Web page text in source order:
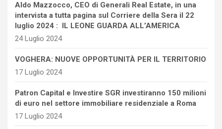
Aldo Mazzocco, CEO di Generali Real Estate, in una
intervista a tutta pagina sul Corriere della Sera il 22
luglio 2024 : IL LEONE GUARDA ALL’AMERICA
24 Luglio 2024
VOGHERA: NUOVE OPPORTUNITÀ PER IL TERRITORIO
17 Luglio 2024
Patron Capital e Investire SGR investiranno 150 milioni
di euro nel settore immobiliare residenziale a Roma
17 Luglio 2024